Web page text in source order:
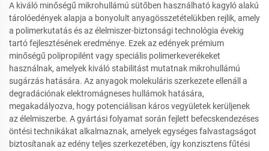
A kiváló minőségű mikrohullámú sütőben használható kagyló alakú
tárolóedények alapja a bonyolult anyagösszetételükben rejlik, amely
a polimerkutatás és az élelmiszer-biztonsági technológia évekig
tartó fejlesztésének eredménye. Ezek az edények prémium
minőségű polipropilént vagy speciális polimerkeverékeket
használnak, amelyek kiváló stabilitást mutatnak mikrohullámú
sugárzás hatására. Az anyagok molekuláris szerkezete ellenáll a
degradációnak elektromágneses hullámok hatására,
megakadályozva, hogy potenciálisan káros vegyületek kerüljenek
az élelmiszerbe. A gyártási folyamat során fejlett befecskendezéses
öntési technikákat alkalmaznak, amelyek egységes falvastagságot
biztosítanak az edény teljes szerkezetében, így konzisztens fűtési